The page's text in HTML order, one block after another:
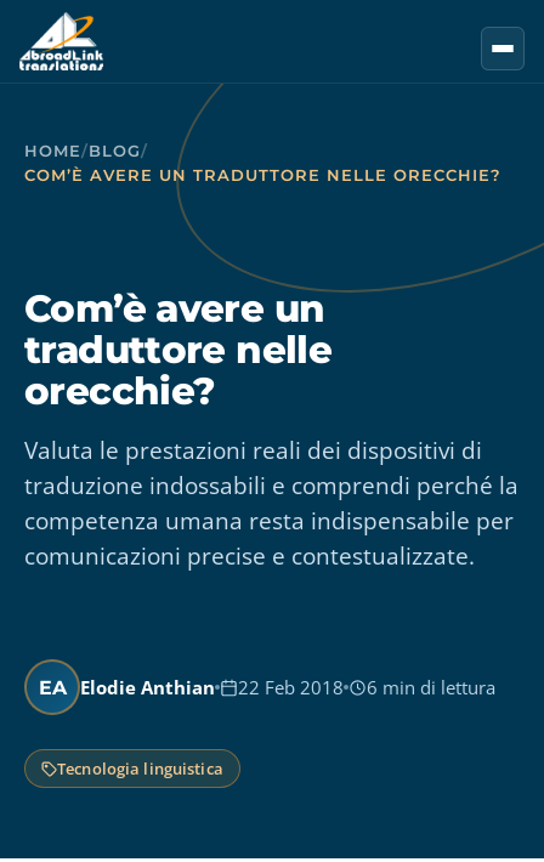
Vai al contenuto principale
HOME/BLOG/
COM’È AVERE UN TRADUTTORE NELLE ORECCHIE?
Com’è avere un
traduttore nelle
orecchie?
Valuta le prestazioni reali dei dispositivi di
traduzione indossabili e comprendi perché la
competenza umana resta indispensabile per
comunicazioni precise e contestualizzate.
EA Elodie Anthian 22 Feb 2018 6 min di lettura
Tecnologia linguistica